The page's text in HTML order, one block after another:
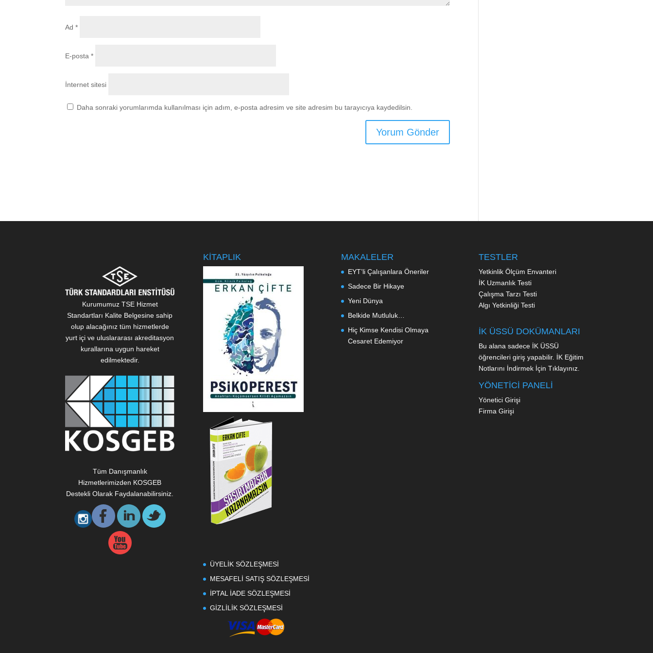
Ad*
E-posta*
İnternet sitesi
Daha sonraki yorumlarımda kullanılması için adım, e-posta adresim ve site adresim bu tarayıcıya kaydedilsin.
Kurumumuz TSE Hizmet
Standartları Kalite Belgesine sahip
olup alacağınız tüm hizmetlerde
yurt içi ve uluslararası akreditasyon
kurallarına uygun hareket
edilmektedir.
Tüm Danışmanlık
Hizmetlerimizden KOSGEB
Destekli Olarak Faydalanabilirsiniz.
KİTAPLIK
ÜYELİK SÖZLEŞMESİ
MESAFELİ SATIŞ SÖZLEŞMESİ
İPTAL İADE SÖZLEŞMESİ
GİZLİLİK SÖZLEŞMESİ
MAKALELER
EYT’li Çalışanlara Öneriler
Sadece Bir Hikaye
Yeni Dünya
Belkide Mutluluk…
Hiç Kimse Kendisi Olmaya
Cesaret Edemiyor
TESTLER
Yetkinlik Ölçüm Envanteri
İK Uzmanlık Testi
Çalışma Tarzı Testi
Algı Yetkinliği Testi
İK ÜSSÜ DOKÜMANLARI
Bu alana sadece İK ÜSSÜ
öğrencileri giriş yapabilir. İK Eğitim
Notlarını İndirmek İçin Tıklayınız.
YÖNETİCİ PANELİ
Yönetici Girişi
Firma Girişi